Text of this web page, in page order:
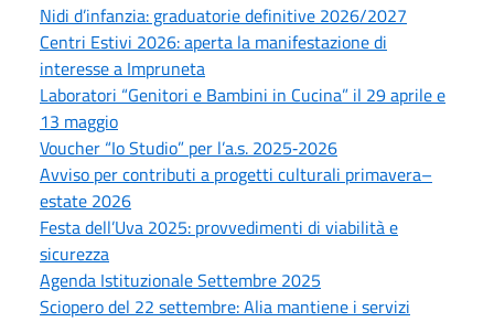
Nidi d’infanzia: graduatorie definitive 2026/2027
Centri Estivi 2026: aperta la manifestazione di
interesse a Impruneta
Laboratori “Genitori e Bambini in Cucina” il 29 aprile e
13 maggio
Voucher “Io Studio” per l’a.s. 2025‑2026
Avviso per contributi a progetti culturali primavera–
estate 2026
Festa dell’Uva 2025: provvedimenti di viabilità e
sicurezza
Agenda Istituzionale Settembre 2025
Sciopero del 22 settembre: Alia mantiene i servizi